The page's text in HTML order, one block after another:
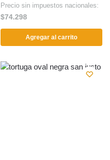
Precio sin impuestos nacionales:
$74.298
Agregar al carrito